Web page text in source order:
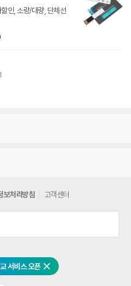
서비스 오픈 닫기
인, 소량/대량, 단체선
보처리방침 고객센터